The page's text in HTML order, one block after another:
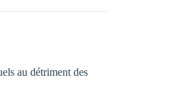
au détriment des